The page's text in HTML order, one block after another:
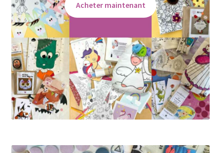
Acheter maintenant